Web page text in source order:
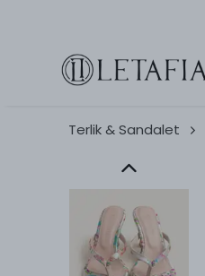
Terlik & Sandalet